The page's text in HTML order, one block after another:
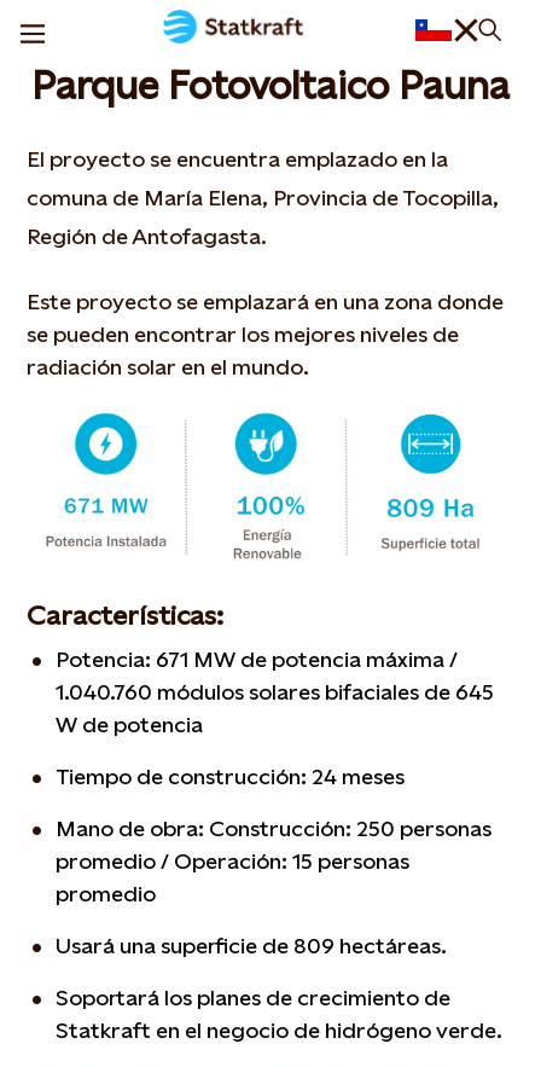
Parque Fotovoltaico Pauna
El proyecto se encuentra emplazado en la
comuna de María Elena, Provincia de Tocopilla,
Región de Antofagasta.
Este proyecto se emplazará en una zona donde
se pueden encontrar los mejores niveles de
radiación solar en el mundo.
Características:
Potencia: 671 MW de potencia máxima /
1.040.760 módulos solares bifaciales de 645
W de potencia
Tiempo de construcción: 24 meses
Mano de obra: Construcción: 250 personas
promedio / Operación: 15 personas
promedio
Usará una superficie de 809 hectáreas.
Soportará los planes de crecimiento de
Statkraft en el negocio de hidrógeno verde.